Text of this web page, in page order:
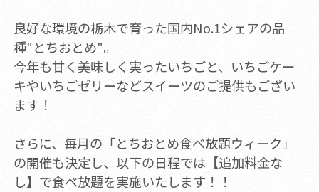
良好な環境の栃木で育った国内No.1シェアの品
種"とちおとめ"。
今年も甘く美味しく実ったいちごと、いちごケー
キやいちごゼリーなどスイーツのご提供もござい
ます！
さらに、毎月の「とちおとめ食べ放題ウィーク」
の開催も決定し、以下の日程では【追加料金な
し】で食べ放題を実施いたします！！